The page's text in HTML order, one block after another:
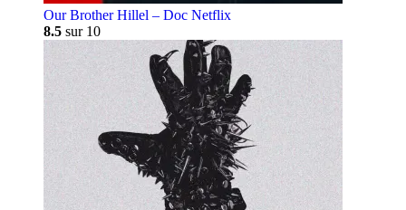
Our Brother Hillel – Doc Netflix
8.5 sur 10